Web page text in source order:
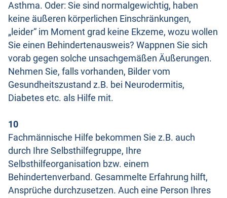
Asthma. Oder: Sie sind normalgewichtig, haben
keine äußeren körperlichen Einschränkungen,
„leider“ im Moment grad keine Ekzeme, wozu wollen
Sie einen Behindertenausweis? Wappnen Sie sich
vorab gegen solche unsachgemäßen Äußerungen.
Nehmen Sie, falls vorhanden, Bilder vom
Gesundheitszustand z.B. bei Neurodermitis,
Diabetes etc. als Hilfe mit.
10
Fachmännische Hilfe bekommen Sie z.B. auch
durch Ihre Selbsthilfegruppe, Ihre
Selbsthilfeorganisation bzw. einem
Behindertenverband. Gesammelte Erfahrung hilft,
Ansprüche durchzusetzen. Auch eine Person Ihres